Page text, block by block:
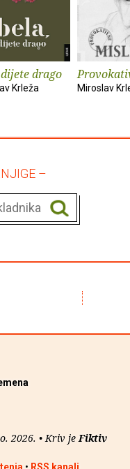
drago
Krleža Miroslav
–
2026. • Kriv je Fiktiv
• RSS kanali